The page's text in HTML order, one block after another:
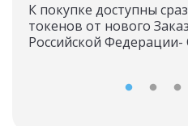
К покупке доступны
токенов от нового
Российской